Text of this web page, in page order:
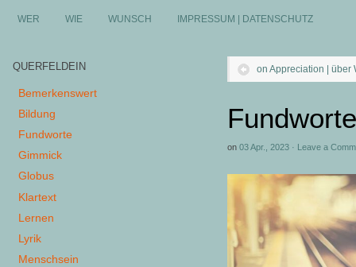
WER WIE WUNSCH IMPRESSUM | DATENSCHUTZ
on Appreciation | über
on 03 Apr., 2023 · Leave a
QUERFELDEIN
Bemerkenswert
Bildung
Fundworte
Gimmick
Globus
Klartext
Lernen
Lyrik
Menschsein